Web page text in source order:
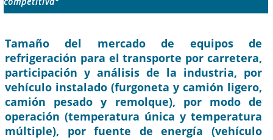
Tamaño del mercado de equipos de
refrigeración para el transporte por carretera,
participación y análisis de la industria, por
vehículo instalado (furgoneta y camión ligero,
camión pesado y remolque), por modo de
operación (temperatura única y temperatura
múltiple), por fuente de energía (vehículo